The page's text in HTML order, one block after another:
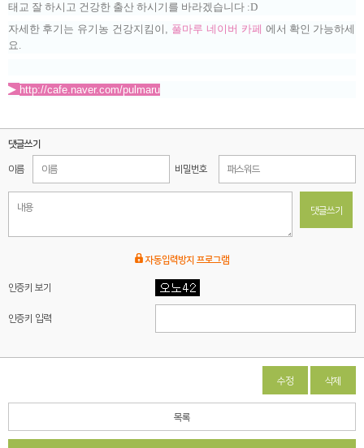
태교 잘 하시고 건강한 출산 하시기를 바라겠습니다 :D
자세한 후기는 유기농 건강지킴이, 풀마루 네이버 카페 에서 확인 가능하세
요.
▶ http://cafe.naver.com/pulmaru
댓글쓰기
이름 비밀번호
댓글쓰기
자동입력방지 프로그램
인증키 보기
인증키 입력
수정 삭제
목록